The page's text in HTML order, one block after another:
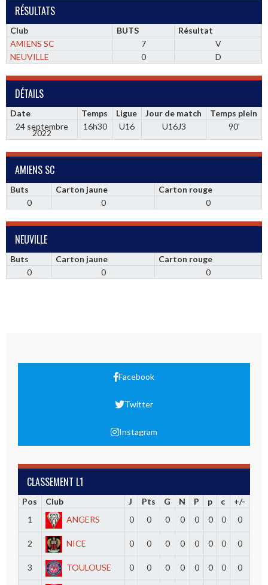
RÉSULTATS
Club BUTS
Résultat
AMIENS SC
7
V
NEUVILLE
0 D
DÉTAILS
Date Temps Ligue Jour de match
Temps plein
24 septembre
2022
16h30 U16 U16J3 90'
AMIENS SC
Buts Carton jaune
Carton rouge
0
0 0
NEUVILLE
Buts Carton jaune
Carton rouge
0
0 0
Facebook
Twitter
Instagram
CLASSEMENT L1
Pos Club J Pts G N P p c
+/-
1
ANGERS 0 0 0 0 0 0 0 0
2 NICE 0 0 0 0 0 0 0 0
3 TOULOUSE 0 0 0 0 0 0 0 0